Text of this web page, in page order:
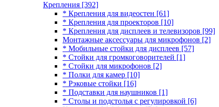
Крепления [392]
* Крепления для видеостен [61]
* Крепления для проекторов [10]
* Крепления для дисплеев и телевизоров [99]
Монтажные аксессуары для микрофонов [2]
* Мобильные стойки для дисплеев [57]
* Стойки для громкоговорителей [1]
* Стойки для микрофонов [2]
* Полки для камер [10]
* Рэковые стойки [16]
* Подставки для наушников [1]
* Столы и подстолья с регулировкой [6]